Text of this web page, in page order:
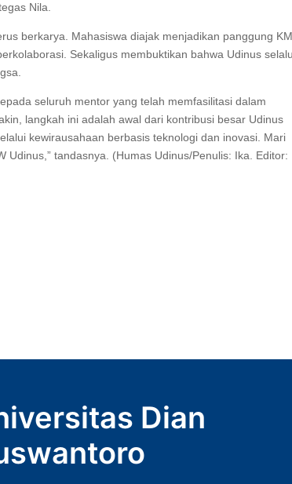
Nila.
berkarya. Mahasiswa diajak menjadikan panggung
Sekaligus membuktikan bahwa Udinus selalu
seluruh mentor yang telah memfasilitasi dalam
langkah ini adalah awal dari kontribusi besar Udinus
kewirausahaan berbasis teknologi dan inovasi. Mari
Udinus,” tandasnya. (Humas Udinus/Penulis: Ika. Editor:
Dian